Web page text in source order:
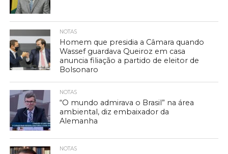
NOTAS
Homem que presidia a Câmara quando
Wassef guardava Queiroz em casa
anuncia filiação a partido de eleitor de
Bolsonaro
NOTAS
“O mundo admirava o Brasil” na área
ambiental, diz embaixador da
Alemanha
NOTAS